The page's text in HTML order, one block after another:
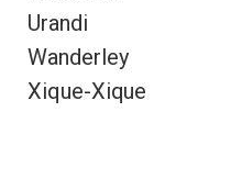
Urandi
Wanderley
Xique-Xique